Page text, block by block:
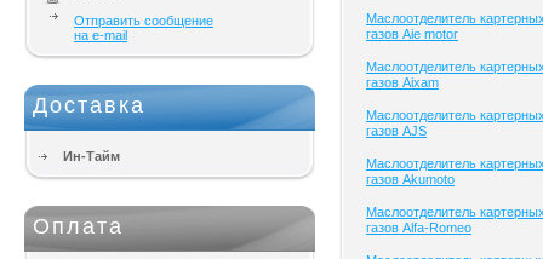
Отправить сообщение
на e-mail
Доставка
Ин-Тайм
Оплата
Маслоотделитель
газов Aie motor
Маслоотделитель
газов Aixam
Маслоотделитель
газов AJS
Маслоотделитель
газов Akumoto
Маслоотделитель
газов Alfa-Romeo